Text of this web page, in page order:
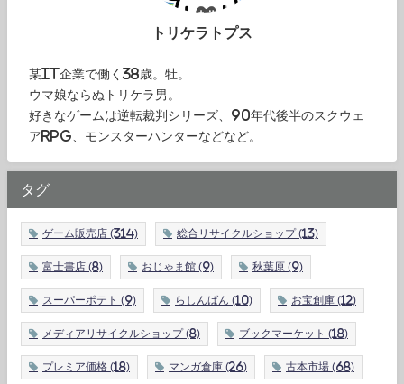
トリケラトプス
某IT企業で働く38歳。牡。
ウマ娘ならぬトリケラ男。
好きなゲームは逆転裁判シリーズ、90年代後半のスクウェ
アRPG、モンスターハンターなどなど。
タグ
ゲーム販売店 (314) 総合リサイクルショップ (13)
富士書店 (8) おじゃま館 (9) 秋葉原 (9)
スーパーポテト (9) らしんばん (10) お宝創庫 (12)
メディアリサイクルショップ (8) ブックマーケット (18)
プレミア価格 (18) マンガ倉庫 (26) 古本市場 (68)